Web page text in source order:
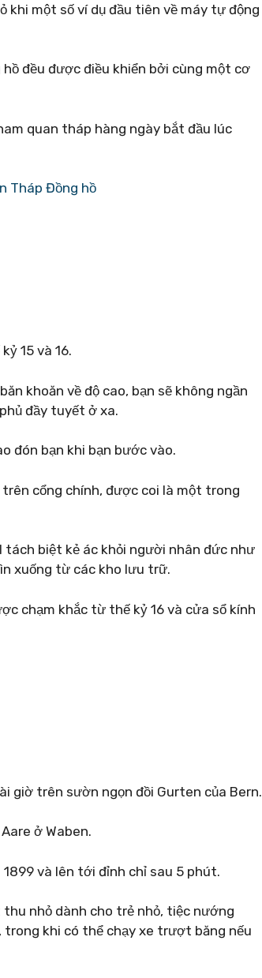
khi một số ví dụ đầu tiên về máy tự động
đều được điều khiển bởi cùng một cơ
quan tháp hàng ngày bắt đầu lúc
Tháp Đồng hồ
15 và 16.
khoăn về độ cao, bạn sẽ không ngần
đầy tuyết ở xa.
đón bạn khi bạn bước vào.
cổng chính, được coi là một trong
biệt kẻ ác khỏi người nhân đức như
xuống từ các kho lưu trữ.
chạm khắc từ thế kỷ 16 và cửa sổ kính
giờ trên sườn ngọn đồi Gurten của Bern.
ở Waben.
và lên tới đỉnh chỉ sau 5 phút.
nhỏ dành cho trẻ nhỏ, tiệc nướng
khi có thể chạy xe trượt băng nếu